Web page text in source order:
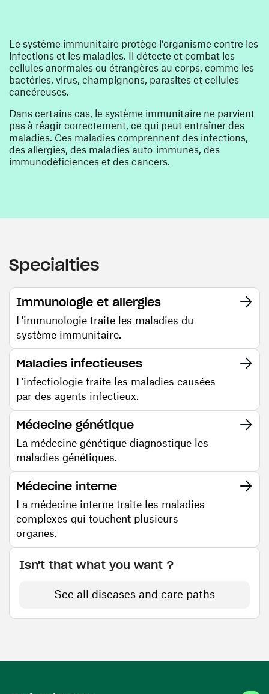
Le système immunitaire protège l’organisme contre les
infections et les maladies. Il détecte et combat les
cellules anormales ou étrangères au corps, comme les
bactéries, virus, champignons, parasites et cellules
cancéreuses.
Dans certains cas, le système immunitaire ne parvient
pas à réagir correctement, ce qui peut entraîner des
maladies. Ces maladies comprennent des infections,
des allergies, des maladies auto-immunes, des
immunodéficiences et des cancers.
Specialties
Immunologie et allergies
L'immunologie traite les maladies du
système immunitaire.
Maladies infectieuses
L'infectiologie traite les maladies causées
par des agents infectieux.
Médecine génétique
La médecine génétique diagnostique les
maladies génétiques.
Médecine interne
La médecine interne traite les maladies
complexes qui touchent plusieurs
organes.
Isn't that what you want ?
See all diseases and care paths